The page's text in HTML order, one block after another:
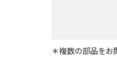
＊複数の部品をお